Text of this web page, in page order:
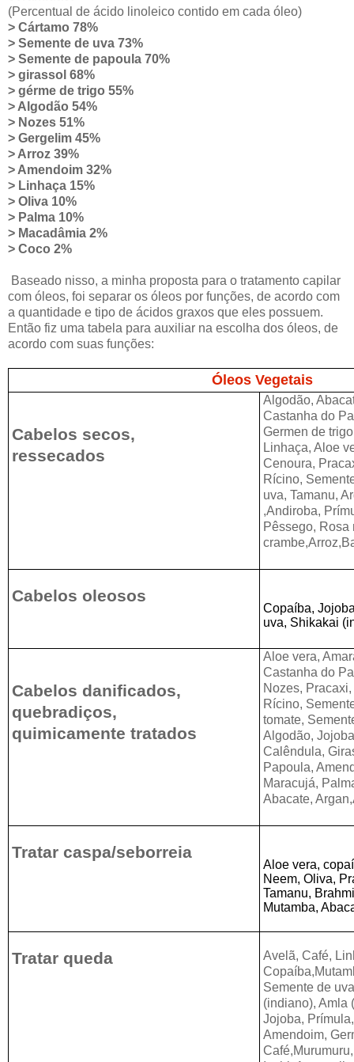
(Percentual de ácido linoleico contido em cada óleo)
> Cártamo 78%
> Semente de uva 73%
> Semente de papoula 70%
> girassol 68%
> gérme de trigo 55%
> Algodão 54%
> Nozes 51%
> Gergelim 45%
> Arroz 39%
> Amendoim 32%
> Linhaça 15%
> Oliva 10%
> Palma 10%
> Macadâmia 2%
> Coco 2%
Baseado nisso, a minha proposta para o tratamento capilar
com óleos, foi separar os óleos por funções, de acordo com
a quantidade e tipo de ácidos graxos que eles possuem.
Então fiz uma tabela para auxiliar na escolha dos óleos, de
acordo com suas funções:
Óleos Vegetais
Cabelos secos,
ressecados
Algodão,
Castanha do
Germen de
Linhaça, Aloe
Cenoura,
Rícino,
uva, Tamanu,
,Andiroba,
Pêssego,
Cabelos oleosos
Copaíba,
uva, Shikakai
Cabelos danificados,
quebradiços,
quimicamente tratados
Aloe vera,
Castanha do
Nozes,
Rícino,
tomate,
Algodão,
Calêndula,
Papoula,
Maracujá,
Abacate, Argan,
Tratar caspa/seborreia
Aloe vera,
Neem, Oliva,
Tamanu,
Mutamba,
Tratar queda
Avelã, Café,
Semente de
(indiano), Amla
Jojoba,
Amendoim,